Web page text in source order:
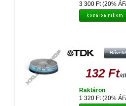
3 300 Ft (20%
132 Ft/
1 320 Ft (20%
Raktáron